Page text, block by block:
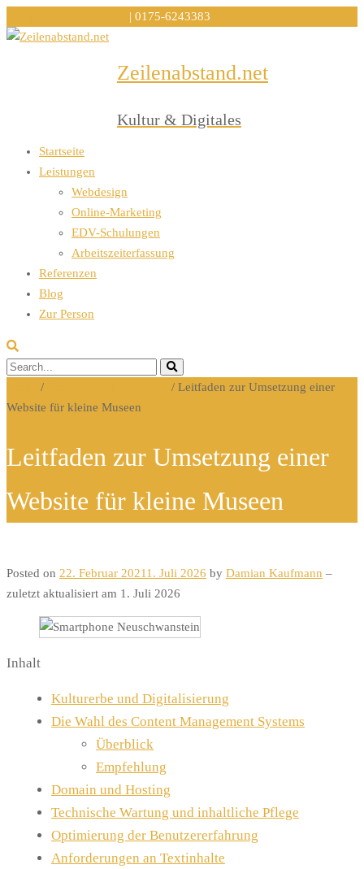
| 0175-6243383
Zeilenabstand.net
Kultur & Digitales
Startseite
Leistungen
Webdesign
Online-Marketing
EDV-Schulungen
Arbeitszeiterfassung
Referenzen
Blog
Zur Person
/ / Leitfaden zur Umsetzung einer
Website für kleine Museen
Leitfaden zur Umsetzung einer
Website für kleine Museen
Posted on 22. Februar 20211. Juli 2026 by Damian Kaufmann –
zuletzt aktualisiert am 1. Juli 2026
Inhalt
Kulturerbe und Digitalisierung
Die Wahl des Content Management Systems
Überblick
Empfehlung
Domain und Hosting
Technische Wartung und inhaltliche Pflege
Optimierung der Benutzererfahrung
Anforderungen an Textinhalte